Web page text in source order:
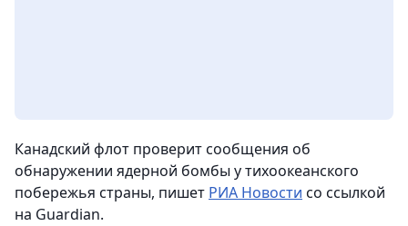
Канадский флот проверит сообщения об
обнаружении ядерной бомбы у тихоокеанского
побережья страны, пишет РИА Новости со ссылкой
на Guardian.